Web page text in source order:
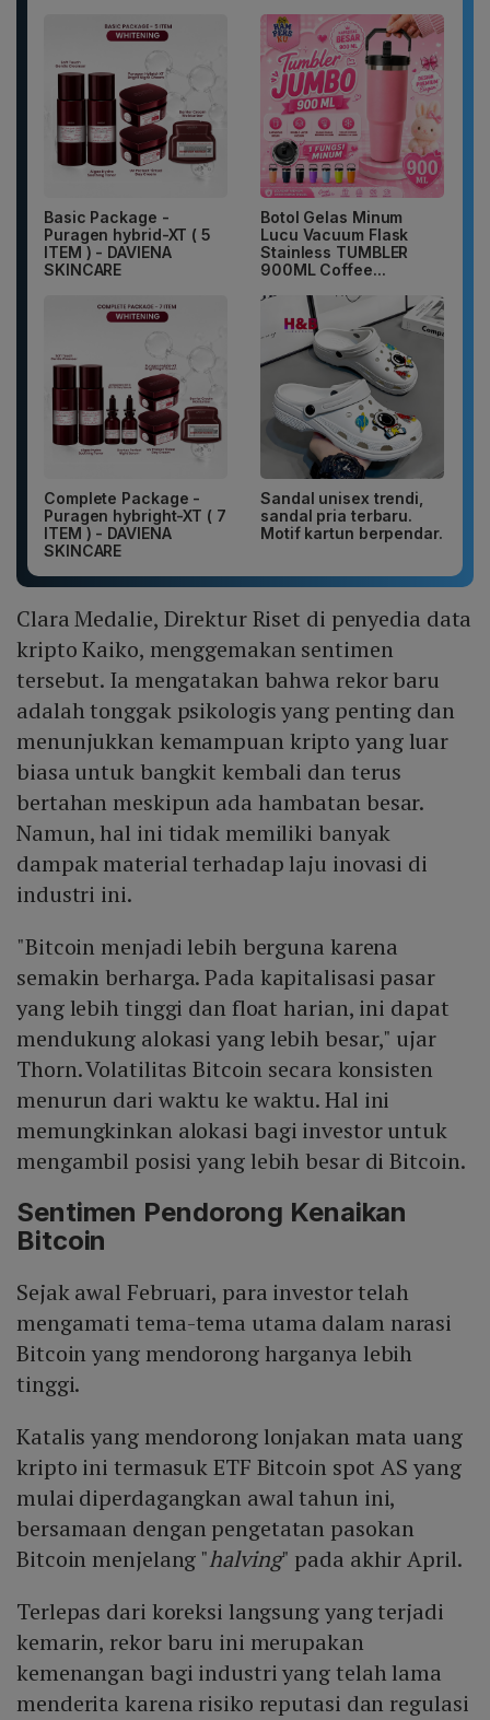
Basic Package -
Puragen hybrid-XT ( 5
ITEM ) - DAVIENA
SKINCARE
Botol Gelas Minum
Lucu Vacuum Flask
Stainless TUMBLER
900ML Coffee...
Complete Package -
Puragen hybright-XT ( 7
ITEM ) - DAVIENA
SKINCARE
Sandal unisex trendi,
sandal pria terbaru.
Motif kartun berpendar.
Clara Medalie, Direktur Riset di penyedia data
kripto Kaiko, menggemakan sentimen
tersebut. Ia mengatakan bahwa rekor baru
adalah tonggak psikologis yang penting dan
menunjukkan kemampuan kripto yang luar
biasa untuk bangkit kembali dan terus
bertahan meskipun ada hambatan besar.
Namun, hal ini tidak memiliki banyak
dampak material terhadap laju inovasi di
industri ini.
"Bitcoin menjadi lebih berguna karena
semakin berharga. Pada kapitalisasi pasar
yang lebih tinggi dan float harian, ini dapat
mendukung alokasi yang lebih besar," ujar
Thorn. Volatilitas Bitcoin secara konsisten
menurun dari waktu ke waktu. Hal ini
memungkinkan alokasi bagi investor untuk
mengambil posisi yang lebih besar di Bitcoin.
Sentimen Pendorong Kenaikan
Bitcoin
Sejak awal Februari, para investor telah
mengamati tema-tema utama dalam narasi
Bitcoin yang mendorong harganya lebih
tinggi.
Katalis yang mendorong lonjakan mata uang
kripto ini termasuk ETF Bitcoin spot AS yang
mulai diperdagangkan awal tahun ini,
bersamaan dengan pengetatan pasokan
Bitcoin menjelang "halving" pada akhir April.
Terlepas dari koreksi langsung yang terjadi
kemarin, rekor baru ini merupakan
kemenangan bagi industri yang telah lama
menderita karena risiko reputasi dan regulasi